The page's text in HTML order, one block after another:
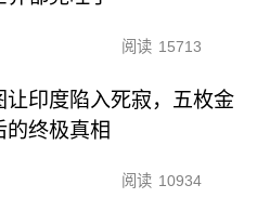
阅读 15713
让印度陷入死寂，五枚金
的终极真相
阅读 10934